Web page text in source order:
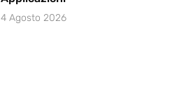
4 Agosto 2026